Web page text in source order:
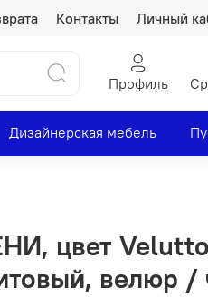
Контакты Личный
Профиль
Дизайнерская мебель
цвет
велюр